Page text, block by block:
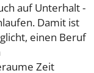
auf Unterhalt -
Damit ist
einen Beruf
Zeit